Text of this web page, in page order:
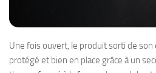
Une fois ouvert, le produit sorti de son
protégé et bien en place grâce à un